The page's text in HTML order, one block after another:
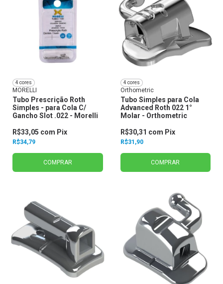
4 cores
MORELLI
Tubo Prescrição Roth
Simples - para Cola C/
Gancho Slot .022 - Morelli
R$34,79
R$33,05 com Pix
COMPRAR
4 cores
Orthometric
Tubo Simples para Cola
Advanced Roth 022 1°
Molar - Orthometric
R$31,90
R$30,31 com Pix
COMPRAR